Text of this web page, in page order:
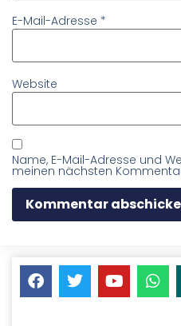
E-Mail-Adresse *
Website
Name, E-Mail-Adresse und
meinen nächsten